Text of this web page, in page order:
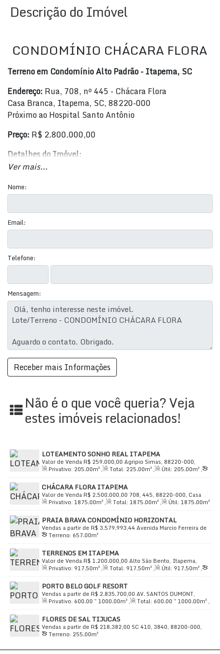
Descrição do Imóvel
CONDOMÍNIO CHÁCARA FLORA
Terreno em Condomínio Alto Padrão - Itapema, SC
Endereço: Rua, 708, nº 445 - Chácara Flora
Casa Branca, Itapema, SC, 88220-000
Próximo ao Hospital Santo Antônio
Preço: R$ 2.800.000,00
Detalhes do Imóvel:
Área Total:
Área Útil:1.400 m²
Área do Terreno:1.400 m²
Imóvel Decorado
Acesso a Deficientes
Bicicletário
Campo de Futebol
Churrasqueira
Espaço Gourmet
Espaço Kids
Espaço Pet
Açougue
Farmácia
Outras Características:
Energia
Água
Descrição:Este imóvel de alto padrão localizado em um
condomínio fechado oferece uma experiência de vida
luxuosa e confortável. Com uma área total de 2.278,1
m² e uma área privada de 1.400 m², a propriedade é
perfeita para quem busca espaço e sofisticação. Conta
com diversos espaços de lazer como academia, espaço
gourmet, campo de futebol e churrasqueiras, além de
oferecer total segurança com circuito de TV.
Para mais informações ou agendar uma visita, entre em
contato conosco!
Ver mais...
Nome:
Email:
Telefone:
Mensagem:
Não é o que você queria? Veja
estes imóveis relacionados!
LOTEAMENTO SONHO REAL ITAPEMA
R$ 259.000,00
Valor de Venda
Agripio Simas, 88220-000,
Sertão do Trombudo, Itapema, Santa Catarina, Brasil
Privativo: 205.00m² , Total: 225.00m² , Útil: 205.00m² ,
Terreno:205.00m² , Comprimento:20.50m ,
Fundos:
10.00m, Frente:10.00m
CHÁCARA FLORA ITAPEMA
R$ 2.500.000,00
Valor de Venda
708, 445, 88220-000, Casa
Branca, Itapema, Santa Catarina, Brasil
Privativo: 1875.00m² , Total: 1875.00m² , Útil: 1875.00m²
,
Terreno: 1875.00m²
PRAIA BRAVA CONDOMÍNIO HORIZONTAL
R$ 3.579.993,44
Vendas a partir de
Avenida Marcio Ferreira de
Mello e Silva, 55, 88306-782, Praia Brava, Itajaí, Santa Catarina,
Brasil
Terreno: 657.00m²
TERRENOS EM ITAPEMA
R$ 1.200.000,00
Valor de Venda
Alto São Bento, Itapema,
Santa Catarina, Brasil
Privativo: 917.50m² , Total: 917.50m² , Útil: 917.50m² ,
Terreno:917.50m² , Fundos:37.50m , Frente: 25.00m,
Lado Direito:37.50m , Lado Esquerdo:
PORTO BELO GOLF RESORT
R$ 2.835.700,00
Vendas a partir de
AV. SANTOS DUMONT,
1667, 88210-000, Santa Luzia, Porto Belo, Santa Catarina,
Brasil
Privativo: 600.00 ~ 1000.00m² , Total: 600.00 ~ 1000.00m² ,
Útil:600.00~ 1000.00m² , Terreno: 600.00m²
FLORES DE SAL TIJUCAS
R$ 218.382,00
Vendas a partir de
SC 410, 3840, 88200-000,
Nova Descoberta, Tijucas, Santa Catarina, Brasil
Terreno: 255.00m²